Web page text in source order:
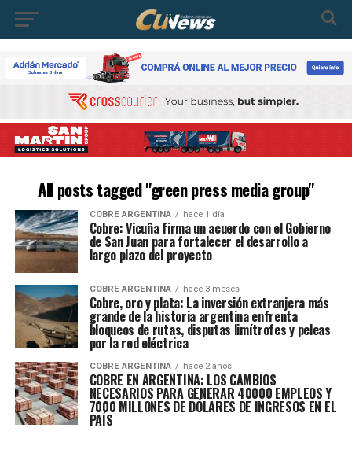
All posts tagged "green press media group"
COBRE ARGENTINA hace 1 día
Cobre: Vicuña firma un acuerdo con el Gobierno
de San Juan para fortalecer el desarrollo a
largo plazo del proyecto
COBRE ARGENTINA hace 3 meses
Cobre, oro y plata: La inversión extranjera más
grande de la historia argentina enfrenta
bloqueos de rutas, disputas limítrofes y peleas
por la red eléctrica
COBRE ARGENTINA hace 2 años
COBRE EN ARGENTINA: LOS CAMBIOS
NECESARIOS PARA GENERAR 40000 EMPLEOS Y
7000 MILLONES DE DÓLARES DE INGRESOS EN EL
PAÍS